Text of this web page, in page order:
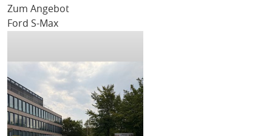
Zum Angebot
Ford S-Max